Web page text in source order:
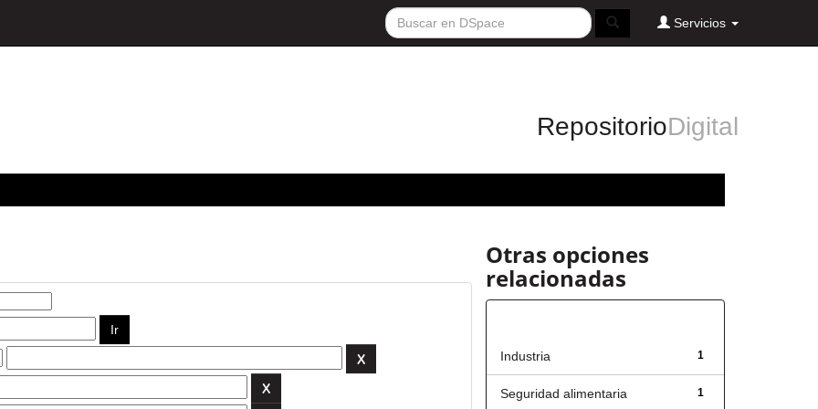
Servicios
RepositorioDigital
Otras opciones
relacionadas
1
Industria
1
Seguridad alimentaria